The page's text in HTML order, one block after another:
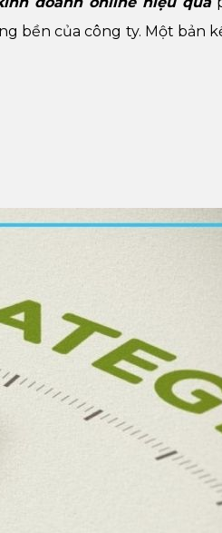
bền của công ty. Một bản